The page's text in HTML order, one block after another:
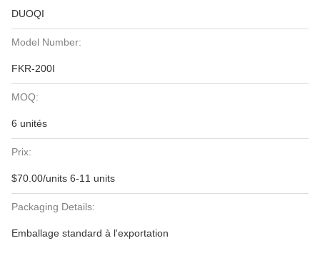
DUOQI
Model Number:
FKR-200I
MOQ:
6 unités
Prix:
$70.00/units 6-11 units
Packaging Details:
Emballage standard à l'exportation